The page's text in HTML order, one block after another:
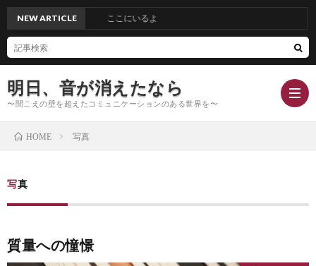
明日、音が消えたなら
〜聞こえの壁を超えたコミュニケーションのある世界を〜
NEW ARTICLE ここにいるよ
HOME 写真
写真
質量への憧憬